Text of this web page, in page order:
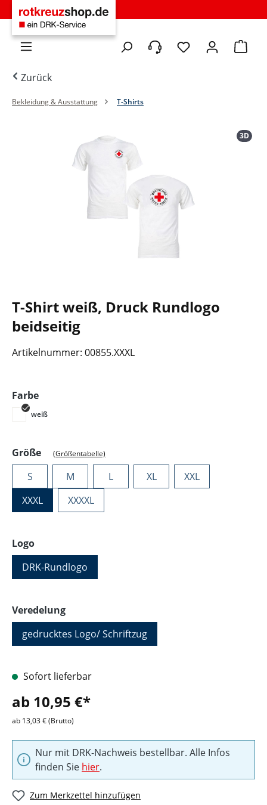
Zum Hauptinhalt springen
Du hast 0
Zurück
Bekleidung & Ausstattung T-Shirts
Bildergalerie überspringen 3D
T-Shirt weiß, Druck Rundlogo
beidseitig
Artikelnummer: 00855.XXXL
Farbeauswählen
weiß
Größeauswählen
(Größentabelle)
S M L XL
XXL
XXXL
XXXXL
Logoauswählen
DRK-Rundlogo
Veredelungauswählen
gedrucktes Logo/ Schriftzug
Sofort lieferbar
ab 10,95 €*
ab 13,03 € (Brutto)
Nur mit DRK-Nachweis bestellbar. Alle Infos
finden Sie hier.
Zum Merkzettel hinzufügen